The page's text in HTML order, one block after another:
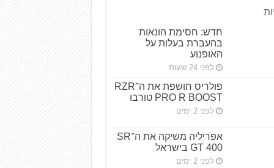
חדש: חסימת הונאות
בהעברת בעלות על
האופנוע
לפני 24 שעות
פולריס חושפת את ה־RZR
PRO R BOOST טורבו
לפני 2 ימים
אפריליה משיקה את ה־SR
GT 400 בישראל
לפני 2 ימים